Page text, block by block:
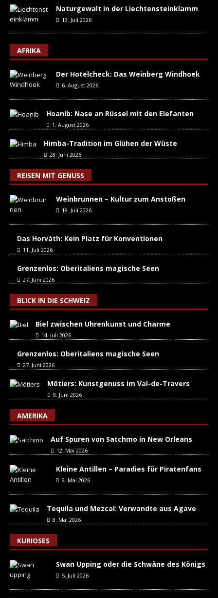
Naturgewalt in der Liechtensteinklamm
13. Juli 2026
AFRIKA
Der Hotelcheck: Das Weinberg Windhoek
6. August 2026
Hoanib: Nase an Rüssel mit den Elefanten
1. August 2026
Himba-Tradition im Glühen der Wüste
28. Juni 2026
REISEN MIT GENUSS
Weinbrunnen – Kultur zum Anstoßen
18. Juli 2026
Das Horváth: Kein Platz für Konventionen
11. Juli 2026
Grenzenlos: Oberitaliens magische Seen
27. Juni 2026
BLICK IN DIE SCHWEIZ
Biel zwischen Uhrenkunst und Charme
14. Juli 2026
Grenzenlos: Oberitaliens magische Seen
27. Juni 2026
Môtiers: Kunstgenuss im Val-de-Travers
9. Juni 2026
AMERIKA
Auf Spuren von Satchmo in New Orleans
12. Mai 2026
Kleine Antillen – Paradies für Piratenfans
9. Mai 2026
Tequila und Mezcal: Verwandte aus Agave
8. Mai 2026
KURIOSES
Swan Upping oder die Schwäne des Königs
5. Juli 2026